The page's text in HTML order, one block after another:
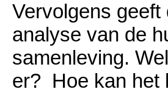
Vervolgens
analyse van de
samenleving.
er? Hoe kan het